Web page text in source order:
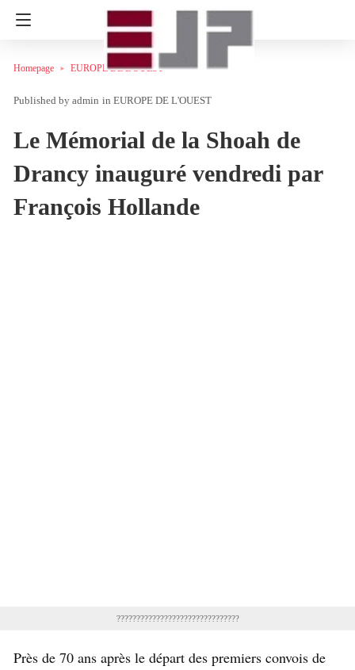
Homepage EUROPE DE L'OUEST
admin in EUROPE DE L'OUEST
Le Mémorial de la Shoah de
Drancy inauguré vendredi par
François Hollande
???????????????????????????????
Près de 70 ans après le départ des premiers convois de